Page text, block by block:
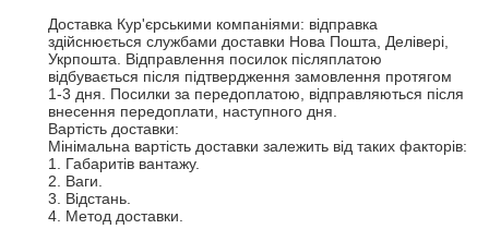
Доставка Кур'єрськими компаніями: відправка
здійснюється службами доставки Нова Пошта, Делівері,
Укрпошта. Відправлення посилок післяплатою
відбувається після підтвердження замовлення протягом
1-3 дня. Посилки за передоплатою, відправляються після
внесення передоплати, наступного дня.
Вартість доставки:
Мінімальна вартість доставки залежить від таких факторів:
1. Габаритів вантажу.
2. Ваги.
3. Відстань.
4. Метод доставки.